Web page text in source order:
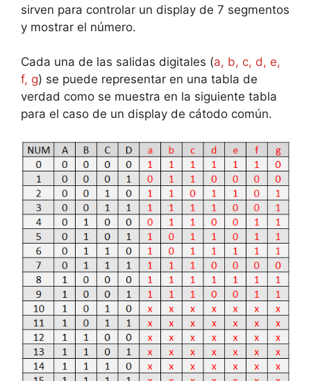
sirven para controlar un display de 7 segmentos
y mostrar el número.
Cada una de las salidas digitales (a, b, c, d, e,
f, g) se puede representar en una tabla de
verdad como se muestra en la siguiente tabla
para el caso de un display de cátodo común.